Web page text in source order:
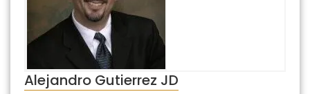
Alejandro Gutierrez JD